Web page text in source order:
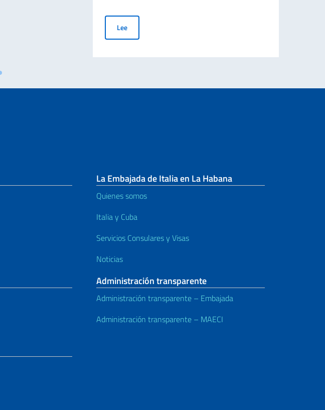
LeeConvocatoria pública para la concesión de subvenciones a
La Embajada de Italia en La Habana
Quienes somos
Italia y Cuba
Servicios Consulares y Visas
Noticias
Administración transparente
Administración transparente – Embajada
Administración transparente – MAECI